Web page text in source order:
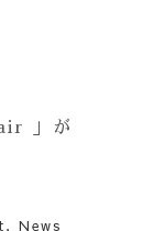
」が
, News